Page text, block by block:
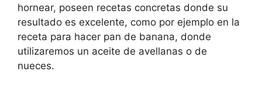
hornear, poseen recetas concretas donde su
resultado es excelente, como por ejemplo en la
receta para hacer pan de banana, donde
utilizaremos un aceite de avellanas o de
nueces.